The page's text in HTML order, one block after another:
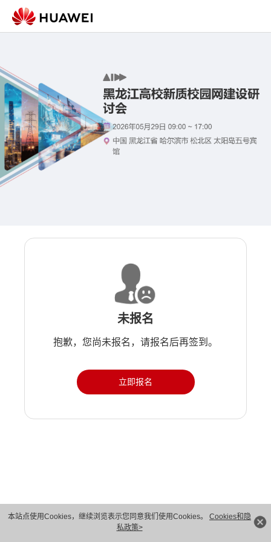
本站点使用Cookies，继续浏览表示您同意我们使用Cookies。 Cookies和隐
私政策>
未报名
抱歉，您尚未报名，请报名后再签到。
立即报名
版权所有 © 华为技术有限公司 1998-2026。 保留一切权利。粤A2-20044005号
隐私保护
法律声明